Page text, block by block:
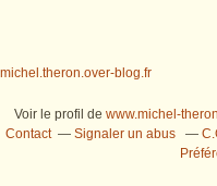
michel.theron.over-blog.fr
Voir le profil de www.michel-
Contact
Signaler un abus